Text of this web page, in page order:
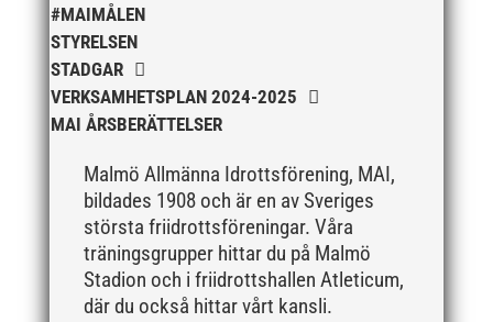
#MAIMÅLEN
STYRELSEN
STADGAR
VERKSAMHETSPLAN 2024-2025
MAI ÅRSBERÄTTELSER
Malmö Allmänna Idrottsförening, MAI,
bildades 1908 och är en av Sveriges
största friidrottsföreningar. Våra
träningsgrupper hittar du på Malmö
Stadion och i friidrottshallen Atleticum,
där du också hittar vårt kansli.
juni 2019
maj 2019
april 2019
mars 2019
januari 2019
december 2018
november 2018
oktober 2018
september 2018